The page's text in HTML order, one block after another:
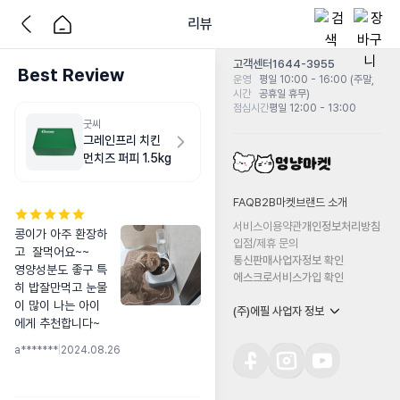
리뷰
Best Review
굿씨
그레인프리 치킨
먼치즈 퍼피 1.5kg
콩이가 아주 환장하
고  잘먹어요~~
영양성분도 좋구 특
히 밥잘만먹고 눈물
이 많이 나는 아이
에게 추천합니다~
a******* 2024.08.26
고객센터1644-3955
운영
시간
평일 10:00 - 16:00 (주말,
공휴일 휴무)
점심시간평일 12:00 - 13:00
FAQB2B마켓 브랜드 소개
서비스이용약관개인정보처리방침
입점/제휴 문의
통신판매사업자정보 확인
에스크로서비스가입 확인
(주)에필 사업자 정보